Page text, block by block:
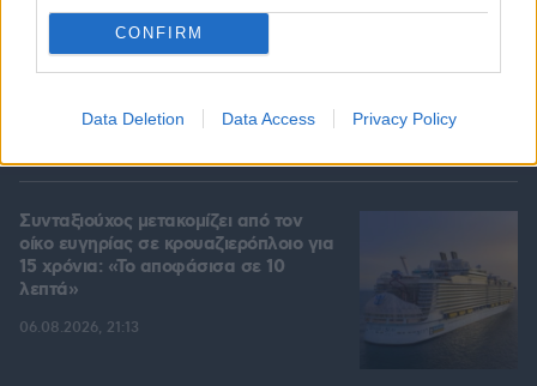
CONFIRM
Data Deletion Data Access Privacy Policy
Από μαθητής, φοιτητής σε άλλη πόλη!
06.08.2026, 10:52
Συνταξιούχος μετακομίζει από τον
οίκο ευγηρίας σε κρουαζιερόπλοιο για
15 χρόνια: «Το αποφάσισα σε 10
λεπτά»
06.08.2026, 21:13